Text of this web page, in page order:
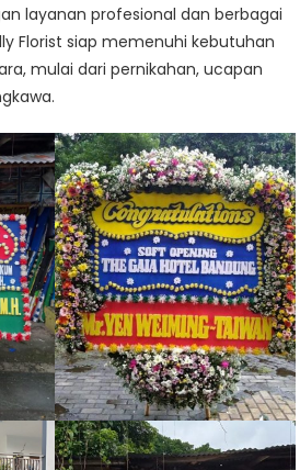
layanan profesional dan berbagai
Florist siap memenuhi kebutuhan
mulai dari pernikahan, ucapan